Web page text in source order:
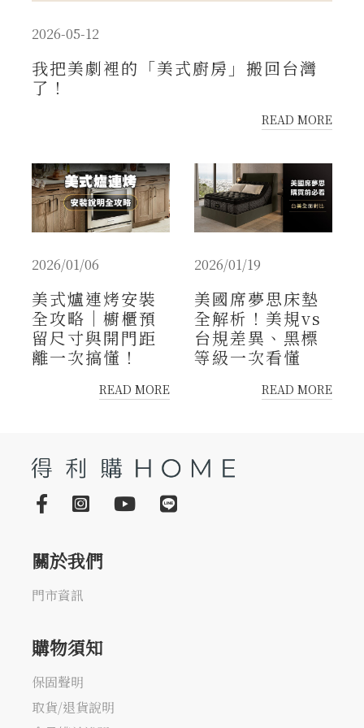
2026-05-12
我把美劇裡的「美式廚房」搬回台灣
了！
READ MORE
2026/01/06
美式爐連烤安裝
全攻略｜櫥櫃預
留尺寸與開門距
離一次搞懂！
READ MORE
2026/01/19
美國席夢思床墊
全解析！美規vs
台規差異、黑標
等級一次看懂
READ MORE
關於我們
門市資訊
購物須知
保固聲明
取貨/退貨說明